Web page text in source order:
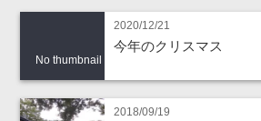
No thumbnail
2020/12/21
今年のクリスマス
2018/09/19